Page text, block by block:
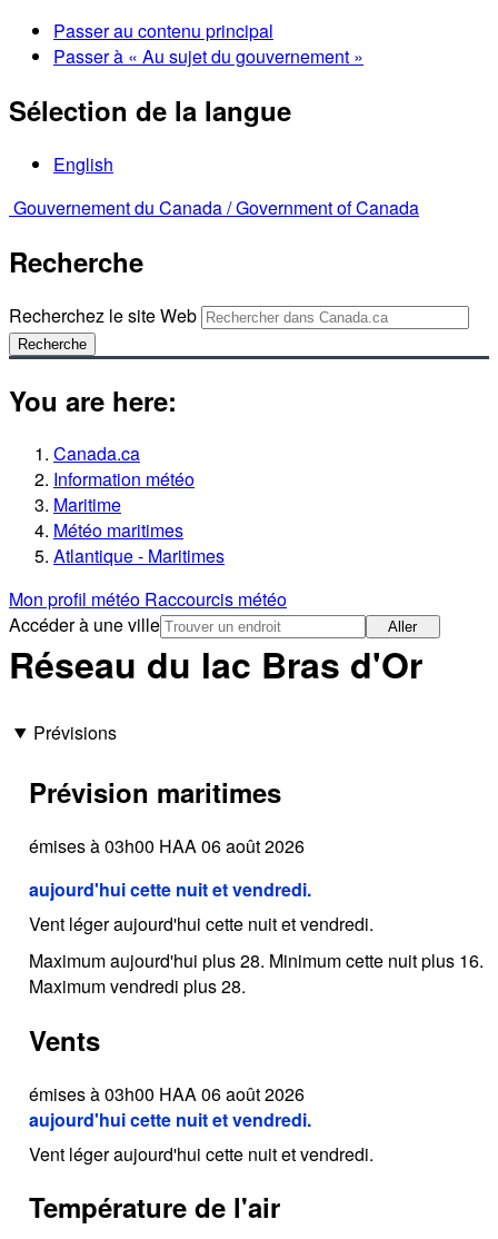
Passer au contenu principal
Passer à « Au sujet du gouvernement »
Sélection de la langue
English
Gouvernement du Canada /Government of Canada
Recherche
Recherchez le site Web
Recherche
You are here:
Canada.ca
Information météo
Maritime
Météo maritimes
Atlantique - Maritimes
Mon profil météo Raccourcis météo
Accéder à une ville
Aller
Réseau du lac Bras d'Or
Prévisions
Prévision maritimes
émises à 03h00 HAA 06 août 2026
aujourd'hui cette nuit et vendredi.
Vent léger aujourd'hui cette nuit et vendredi.
Maximum aujourd'hui plus 28. Minimum cette nuit plus 16.
Maximum vendredi plus 28.
Vents
émises à 03h00 HAA 06 août 2026
aujourd'hui cette nuit et vendredi.
Vent léger aujourd'hui cette nuit et vendredi.
Température de l'air